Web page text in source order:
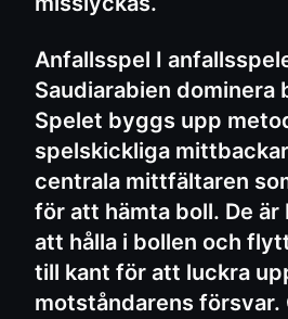
Anfallsspel I
Saudiarabien dominera
Spelet byggs upp
spelskickliga
centrala mittfältaren
för att hämta boll. De är
att hålla i bollen och
till kant för att luckra
motståndarens försvar.